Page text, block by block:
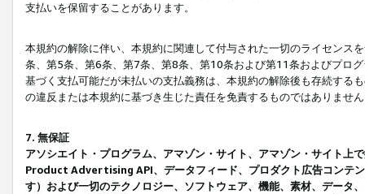
支払いを保留することがあります。
本規約の解除に伴い、本規約に関連して付与された一切のライセンス
条、第5条、第6条、第7条、第8条、第10条および第11条およびプロ
基づく支払可能だが未払いの支払義務は、本規約の解除後も存続する
の違反または本規約に基づき生じた責任を免責するものではありませ
7. 無保証
アソシエイト・プログラム、アマゾン・サイト、アマゾン・サイト上
Product Advertising API、データフィード、プロダクト広告コンテ
す）および一切のテクノロジー、ソフトウェア、機能、素材、データ